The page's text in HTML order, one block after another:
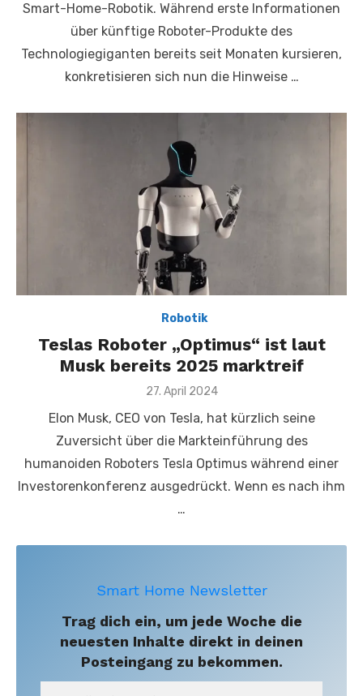
Smart-Home-Robotik. Während erste Informationen
über künftige Roboter-Produkte des
Technologiegiganten bereits seit Monaten kursieren,
konkretisieren sich nun die Hinweise …
Robotik
Teslas Roboter „Optimus“ ist laut
Musk bereits 2025 marktreif
Posted
27. April 2024
Elon Musk, CEO von Tesla, hat kürzlich seine
Zuversicht über die Markteinführung des
humanoiden Roboters Tesla Optimus während einer
Investorenkonferenz ausgedrückt. Wenn es nach ihm
…
Smart Home Newsletter
Trag dich ein, um jede Woche die
neuesten Inhalte direkt in deinen
Posteingang zu bekommen.